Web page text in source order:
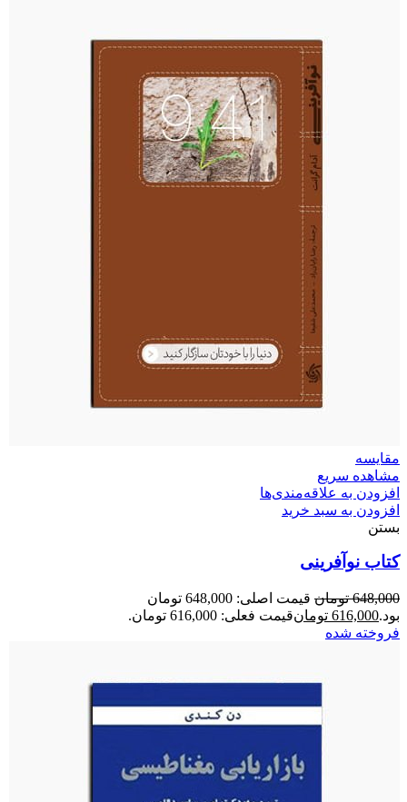
مقایسه
مشاهده سریع
افزودن به علاقه‌مندی‌ها
افزودن به سبد خرید
بستن
کتاب نوآفرینی
648,000 تومان
قیمت اصلی: 648,000 تومان
بود.616,000 تومانقیمت فعلی: 616,000 تومان.
فروخته شده